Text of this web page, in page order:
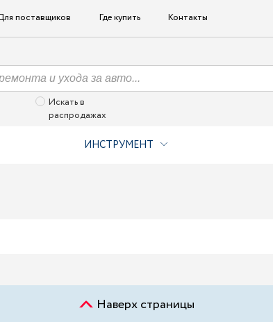
поставщиков Где купить Контакты
Искать в
распродажах
ИНСТРУМЕНТ
Наверх страницы